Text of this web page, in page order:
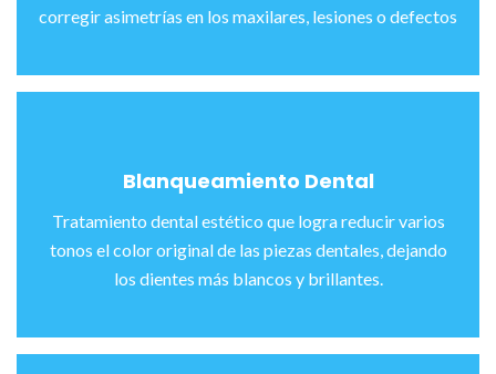
corregir asimetrías en los maxilares, lesiones o defectos
Blanqueamiento Dental
Tratamiento dental estético que logra reducir varios
tonos el color original de las piezas dentales, dejando
los dientes más blancos y brillantes.